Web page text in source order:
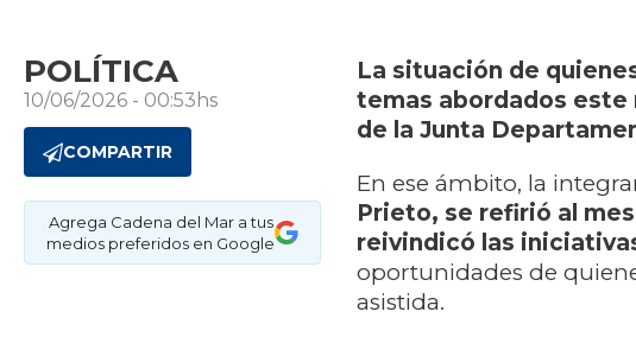
POLÍTICA
10/06/2026 - 00:53hs
COMPARTIR
Agrega Cadena del Mar a tus
medios preferidos en Google
La situación de
temas abordados este
de la Junta
En ese ámbito, la
Prieto, se refirió al
reivindicó las
oportunidades de
asistida.